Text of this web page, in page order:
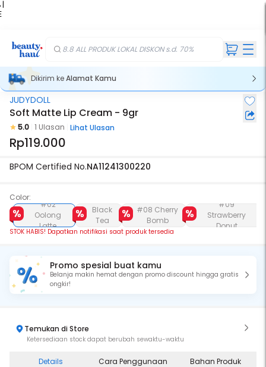
|
8.8 ALL PRODUK LOKAL DISKON s.d. 70%
Dikirim keAlamat Kamu
Stok Habis
JUDYDOLL
Soft Matte Lip Cream - 9gr
5.0 1 Ulasan Lihat Ulasan
Rp119.000
BPOM Certified No.NA11241300220
Color:
#02
Oolong
Latte
Black
Tea
#08 Cherry
Bomb
#09
Strawberry
Donut
STOK HABIS! Dapatkan notifikasi saat produk tersedia
Promo spesial buat kamu
Belanja makin hemat dengan promo discount hingga gratis
ongkir!
Temukan di Store
Ketersediaan stock dapat berubah sewaktu-waktu
Details Cara Penggunaan Bahan Produk